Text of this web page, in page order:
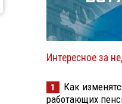
Интересное за
1
Как
работающих